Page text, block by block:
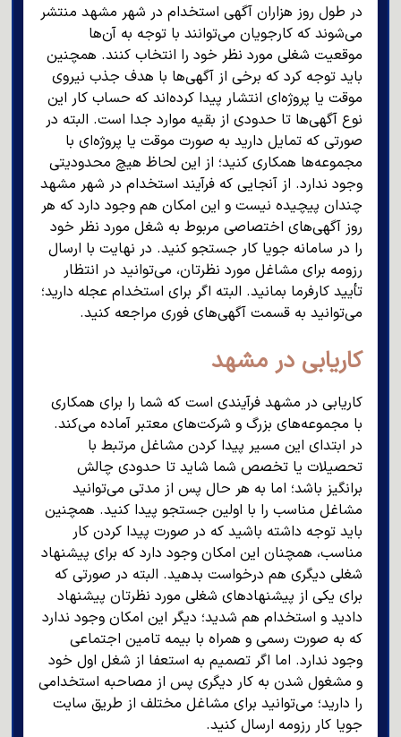
در طول روز هزاران آگهی استخدام در شهر مشهد منتشر
می‌شوند که کارجویان می‌توانند با توجه به آن‌ها
موقعیت شغلی مورد نظر خود را انتخاب کنند‌. همچنین
باید توجه کرد که برخی از آگهی‌ها با هدف جذب نیروی
موقت یا پروژه‌ای انتشار پیدا کرده‌اند که حساب کار این
نوع آگهی‌ها تا حدودی از بقیه موارد جدا است. البته در
صورتی که تمایل دارید به صورت موقت یا پروژه‌ای با
مجموعه‌ها همکاری کنید؛ از این لحاظ هیچ محدودیتی
وجود ندارد. از آنجایی که فرآیند استخدام در شهر مشهد
چندان پیچیده نیست و این امکان هم وجود دارد که هر
روز آگهی‌های اختصاصی مربوط به شغل مورد نظر خود
را در سامانه جویا کار جستجو کنید. در نهایت با ارسال
رزومه برای مشاغل مورد نظرتان، می‌توانید در انتظار
تأیید کارفرما بمانید. البته اگر برای استخدام عجله دارید؛
می‌توانید به قسمت آگهی‌های فوری مراجعه کنید.
کاریابی در مشهد
کاریابی در مشهد فرآیندی است که شما را برای همکاری
با مجموعه‌های بزرگ و شرکت‌های معتبر آماده می‌کند.
در ابتدای این مسیر پیدا کردن مشاغل مرتبط با
تحصیلات یا تخصص شما شاید تا حدودی چالش
برانگیز باشد؛ اما به هر حال پس از مدتی می‌توانید
مشاغل مناسب را با اولین جستجو پیدا کنید. همچنین
باید توجه داشته باشید که در صورت پیدا کردن کار
مناسب، همچنان این امکان وجود دارد که برای پیشنهاد
شغلی دیگری هم درخواست بدهید. البته در صورتی که
برای یکی از پیشنهادهای شغلی مورد نظرتان پیشنهاد
دادید و استخدام هم شدید؛ دیگر این امکان وجود ندارد
که به صورت رسمی و همراه با بیمه تامین اجتماعی
وجود ندارد. اما اگر تصمیم به استعفا از شغل اول خود
و مشغول شدن به کار دیگری پس از مصاحبه استخدامی
را دارید؛ می‌توانید برای مشاغل مختلف از طریق سایت
جویا کار رزومه ارسال کنید.